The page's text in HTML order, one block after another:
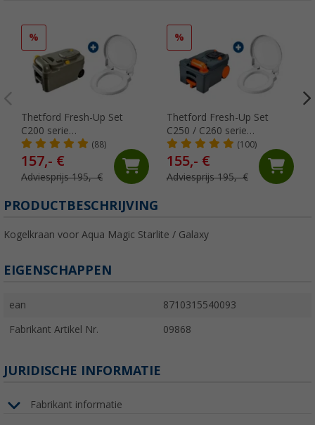
%
Thetford Fresh-Up Set
C200 serie
toiletbehandelingsset 2
stuks
(88)
157,- €
Adviesprijs 195,- €
%
Thetford Fresh-Up Set
C250 / C260 serie
Toiletbehandelingsset 2
stuks
(100)
155,- €
Adviesprijs 195,- €
PRODUCTBESCHRIJVING
Kogelkraan voor Aqua Magic Starlite / Galaxy
EIGENSCHAPPEN
ean 8710315540093
Fabrikant Artikel Nr. 09868
JURIDISCHE INFORMATIE
Fabrikant informatie